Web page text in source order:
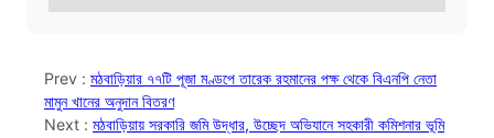
Prev : মঠবাড়িয়ার ৭৭টি পূজা মণ্ডপে তারেক রহমানের পক্ষ থেকে বিএনপি নেতা
মামুন খানের অনুদান বিতরণ
Next : মঠবাড়িয়ায় সরকারি জমি উদ্ধার, উচ্ছেদ অভিযানে সহকারী কমিশনার ভূমি